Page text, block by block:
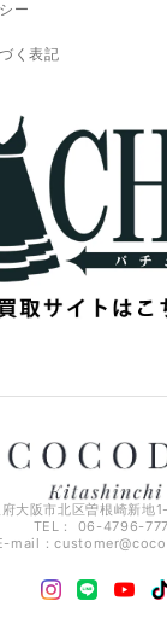
ー
く表記
大阪市北区曽根崎新
TEL： 06-4796-
mail：